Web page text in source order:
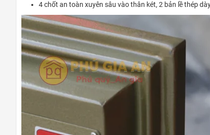
4 chốt an toàn xuyên sâu vào thân két, 2 bản lề thép